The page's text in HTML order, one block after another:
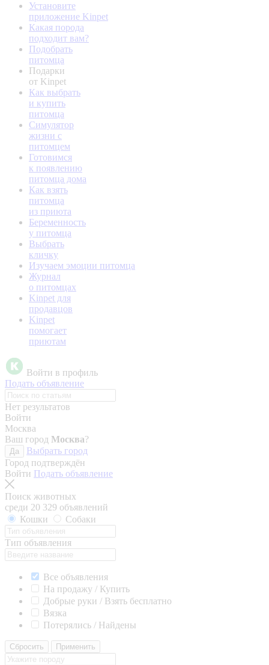
Установите
приложение Kinpet
Какая порода
подходит вам?
Подобрать
питомца
Подарки
от Kinpet
Как выбрать
и купить
питомца
Симулятор
жизни с
питомцем
Готовимся
к появлению
питомца дома
Как взять
питомца
из приюта
Беременность
у питомца
Выбрать
кличку
Изучаем эмоции питомца
Журнал
о питомцах
Kinpet для
продавцов
Kinpet
помогает
приютам
Войти в профиль
Подать объявление
Нет результатов
Войти
Москва
Ваш город Москва?
Да
Выбрать город
Город подтверждён
Войти Подать объявление
Поиск животных
среди 20 329 объявлений
Кошки
Собаки
Тип объявления
Все объявления
На продажу / Купить
Добрые руки / Взять бесплатно
Вязка
Потерялись / Найдены
Сбросить Применить